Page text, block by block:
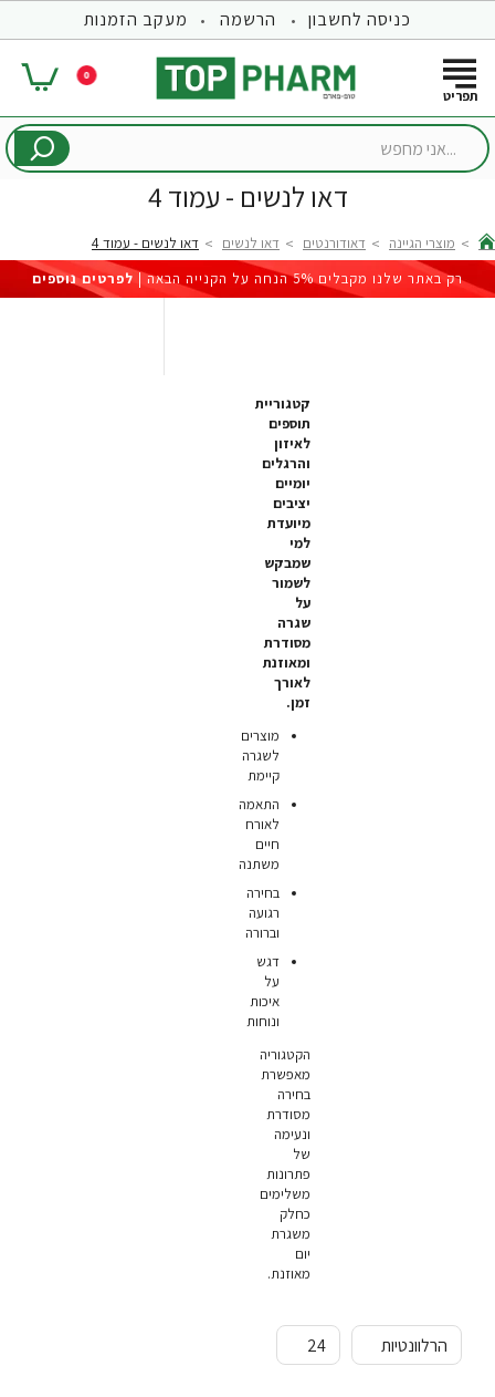
כניסה לחשבון הרשמה מעקב הזמנות
0
...אני
דאו לנשים - עמוד 4
home
מוצרי הגיינה דאודורנטים דאו לנשים
דאו לנשים - עמוד 4
רק באתר שלנו מקבלים 5% הנחה על הקנייה הבאה |
לפרטים נוספים
קטגוריית
תוספים
לאיזון
והרגלים
יומיים
יציבים
מיועדת
למי
שמבקש
לשמור
על
שגרה
מסודרת
ומאוזנת
לאורך
זמן.
מוצרים
לשגרה
קיימת
התאמה
לאורח
חיים
משתנה
בחירה
רגועה
וברורה
דגש
על
איכות
ונוחות
הקטגוריה
מאפשרת
בחירה
מסודרת
ונעימה
של
פתרונות
משלימים
כחלק
משגרת
יום
מאוזנת.